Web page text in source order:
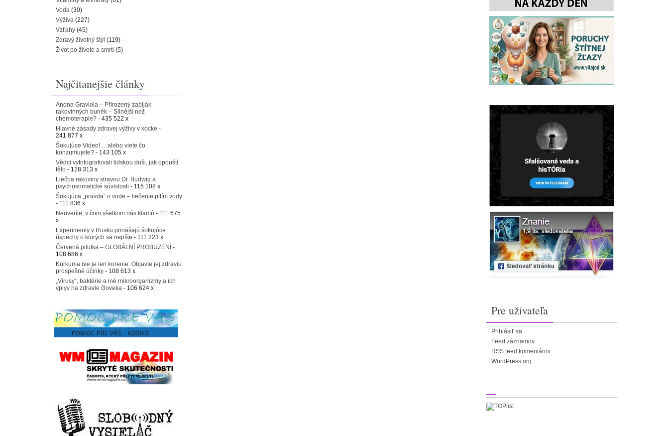
Voda (30)
Výživa (227)
Vzťahy (45)
Zdravý životný štýl (119)
Život po živote a smrti (5)
Najčitanejšie články
Anona Graviola – Přirozený zabiják
rakovinných buněk – Silnější než
chemoterapie? - 435 522 x
Hlavné zásady zdravej výživy v kocke -
241 877 x
Šokujúce Video! …alebo viete čo
konzumujete? - 143 105 x
Vědci vyfotografovali lidskou duši, jak opouští
tělo - 128 313 x
Liečba rakoviny stravou Dr. Budwig a
psychosomatické súvislosti - 115 108 x
Šokujúca „pravda“ o vode – liečenie pitím vody
- 111 836 x
Neuveríte, v čom všetkom nás klamú - 111 675
x
Experimenty v Rusku prinášajú šokujúce
úspechy o ktorých sa nepíše - 111 223 x
Červená pilulka – GLOBÁLNÍ PROBUZENÍ -
108 686 x
Kurkuma nie je len korenie. Objavte jej zdraviu
prospešné účinky - 108 613 x
„Vírusy“, baktérie a iné mikroorganizmy a ich
vplyv na zdravie človeka - 106 624 x
Pre uživateľa
Prihlásiť sa
Feed záznamov
RSS feed komentárov
WordPress.org